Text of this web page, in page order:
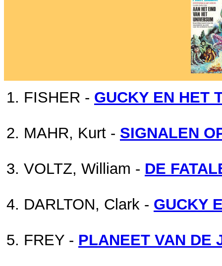
FISHER - GUCKY EN HET
MAHR, Kurt - SIGNALEN
VOLTZ, William - DE
DARLTON, Clark - GUCKY
FREY - PLANEET VAN DE